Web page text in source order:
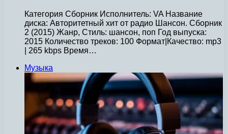
Категория Сборник Исполнитель: VA Название
диска: Авторитетный хит от радио Шансон. Сборник
2 (2015) Жанр, Стиль: шансон, поп Год выпуска:
2015 Количество треков: 100 Формат|Качество: mp3
| 265 kbps Время…
Музыка